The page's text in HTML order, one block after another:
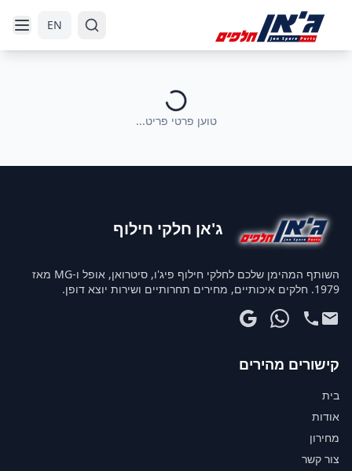
EN
טוען פרטי פריט...
ג'אן חלקי חילוף
השותף המהימן שלכם לחלקי חילוף פיג'ו, סיטרואן, אופל ו-MG מאז
1979. חלקים איכותיים, מחירים תחרותיים ושירות יוצא דופן.
קישורים מהירים
בית
אודות
מחירון
צור קשר